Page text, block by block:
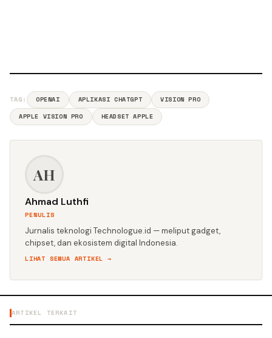
TAG: OPENAI APLIKASI CHATGPT
VISION PRO
APPLE VISION PRO
HEADSET APPLE
AH
Ahmad Luthfi
PENULIS
Jurnalis teknologi Technologue.id — meliput gadget,
chipset, dan ekosistem digital Indonesia.
LIHAT SEMUA ARTIKEL →
ARTIKEL TERKAIT